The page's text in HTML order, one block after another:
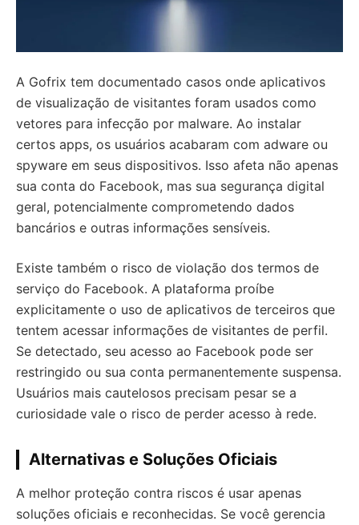
A Gofrix tem documentado casos onde aplicativos
de visualização de visitantes foram usados como
vetores para infecção por malware. Ao instalar
certos apps, os usuários acabaram com adware ou
spyware em seus dispositivos. Isso afeta não apenas
sua conta do Facebook, mas sua segurança digital
geral, potencialmente comprometendo dados
bancários e outras informações sensíveis.
Existe também o risco de violação dos termos de
serviço do Facebook. A plataforma proíbe
explicitamente o uso de aplicativos de terceiros que
tentem acessar informações de visitantes de perfil.
Se detectado, seu acesso ao Facebook pode ser
restringido ou sua conta permanentemente suspensa.
Usuários mais cautelosos precisam pesar se a
curiosidade vale o risco de perder acesso à rede.
Alternativas e Soluções Oficiais
A melhor proteção contra riscos é usar apenas
soluções oficiais e reconhecidas. Se você gerencia